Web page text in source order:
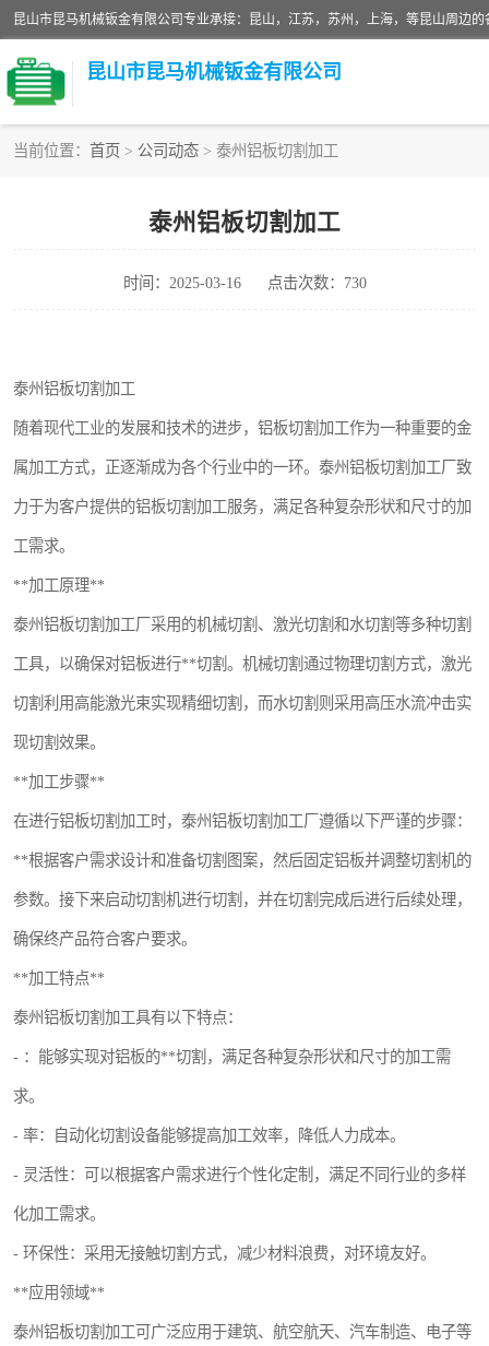
昆山市昆马机械钣金有限公司
当前位置： 首页 > 公司动态 > 泰州铝板切割加工
泰州铝板切割加工
时间：2025-03-16 点击次数：730
泰州铝板切割加工
随着现代工业的发展和技术的进步，铝板切割加工作为一种重要的金
属加工方式，正逐渐成为各个行业中的一环。泰州铝板切割加工厂致
力于为客户提供的铝板切割加工服务，满足各种复杂形状和尺寸的加
工需求。
**加工原理**
泰州铝板切割加工厂采用的机械切割、激光切割和水切割等多种切割
工具，以确保对铝板进行**切割。机械切割通过物理切割方式，激光
切割利用高能激光束实现精细切割，而水切割则采用高压水流冲击实
现切割效果。
**加工步骤**
在进行铝板切割加工时，泰州铝板切割加工厂遵循以下严谨的步骤：
**根据客户需求设计和准备切割图案，然后固定铝板并调整切割机的
参数。接下来启动切割机进行切割，并在切割完成后进行后续处理，
确保终产品符合客户要求。
**加工特点**
泰州铝板切割加工具有以下特点：
- ：能够实现对铝板的**切割，满足各种复杂形状和尺寸的加工需
求。
- 率：自动化切割设备能够提高加工效率，降低人力成本。
- 灵活性：可以根据客户需求进行个性化定制，满足不同行业的多样
化加工需求。
- 环保性：采用无接触切割方式，减少材料浪费，对环境友好。
**应用领域**
泰州铝板切割加工可广泛应用于建筑、航空航天、汽车制造、电子等
不锈钢钣金加工
大理石拼花钣金加工
激光切割钣金加工